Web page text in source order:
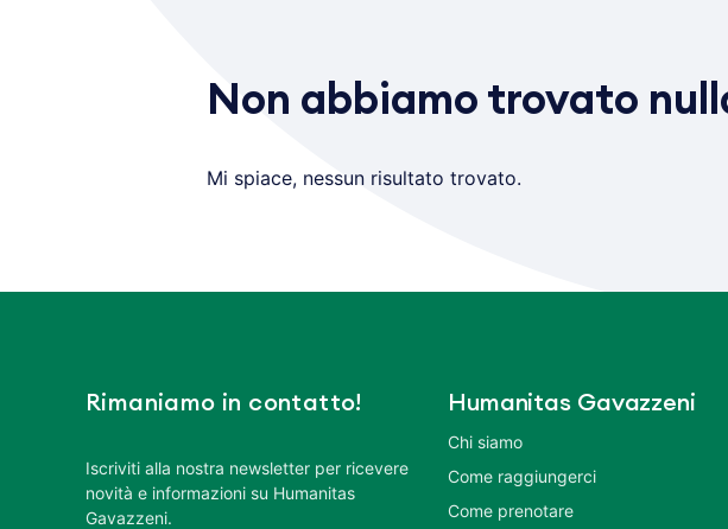
Non abbiamo trovato
Mi spiace, nessun risultato trovato.
Rimaniamo in contatto!
Iscriviti alla nostra newsletter per ricevere
novità e informazioni su Humanitas
Gavazzeni.
Humanitas Gavazzeni
Chi siamo
Come raggiungerci
Come prenotare